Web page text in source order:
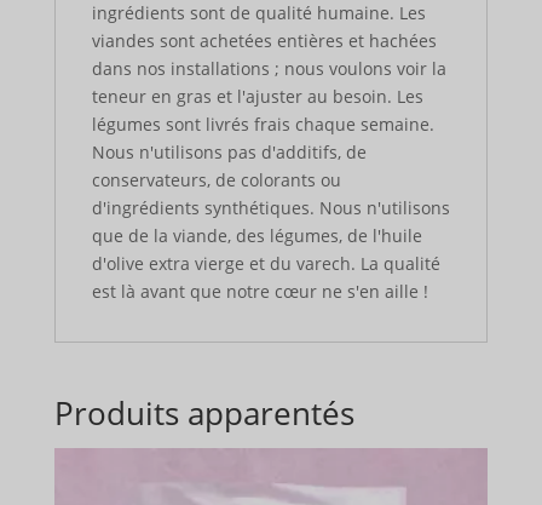
ingrédients sont de qualité humaine. Les
viandes sont achetées entières et hachées
dans nos installations ; nous voulons voir la
teneur en gras et l'ajuster au besoin. Les
légumes sont livrés frais chaque semaine.
Nous n'utilisons pas d'additifs, de
conservateurs, de colorants ou
d'ingrédients synthétiques. Nous n'utilisons
que de la viande, des légumes, de l'huile
d'olive extra vierge et du varech. La qualité
est là avant que notre cœur ne s'en aille !
Produits apparentés